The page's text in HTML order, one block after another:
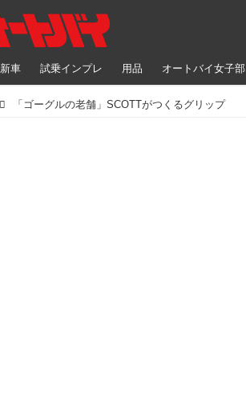
新車 試乗インプレ 用品 オートバイ女子部
「ゴーグルの老舗」SCOTTがつくるグリップ